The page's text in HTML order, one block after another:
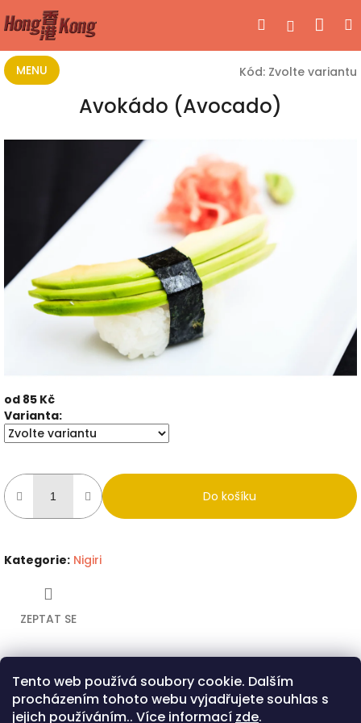
Tento web používá soubory cookie. Dalším
procházením tohoto webu vyjadřujete souhlas s
jejich používáním.. Více informací zde.
na
obsah
Hledat
MENU Kód: Zvolte variantu
Avokádo (Avocado)
od 85 Kč
Měrná
cena:
Varianta:
Do košíku
Kategorie: Nigiri
ZEPTAT SE
TwitterFacebook
Popis Diskuze